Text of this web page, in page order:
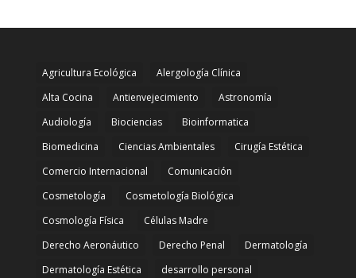
Agricultura Ecológica
Alergología Clínica
Alta Cocina
Antienvejecimiento
Astronomía
Audiología
Biociencias
Bioinformatica
Biomedicina
Ciencias Ambientales
Cirugía Estética
Comercio Internacional
Comunicación
Cosmetología
Cosmetología Biológica
Cosmología Física
Células Madre
Derecho Aeronáutico
Derecho Penal
Dermatología
Dermatología Estética
desarrollo personal